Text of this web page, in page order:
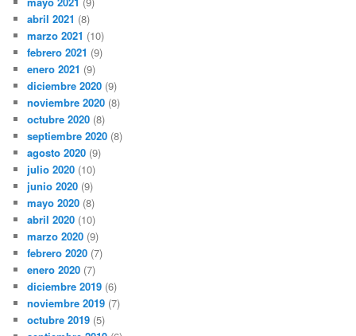
abril 2021 (8)
marzo 2021 (10)
febrero 2021 (9)
enero 2021 (9)
diciembre 2020 (9)
noviembre 2020 (8)
octubre 2020 (8)
septiembre 2020 (8)
agosto 2020 (9)
julio 2020 (10)
junio 2020 (9)
mayo 2020 (8)
abril 2020 (10)
marzo 2020 (9)
febrero 2020 (7)
enero 2020 (7)
diciembre 2019 (6)
noviembre 2019 (7)
octubre 2019 (5)